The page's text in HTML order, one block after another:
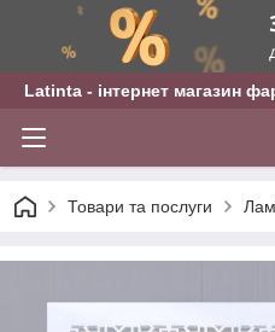
Latinta - інтернет магазин
Товари та послуги